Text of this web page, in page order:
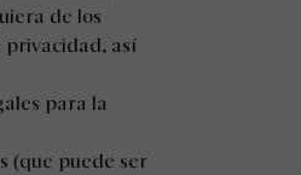
de los
privacidad, así
para la
(que puede ser